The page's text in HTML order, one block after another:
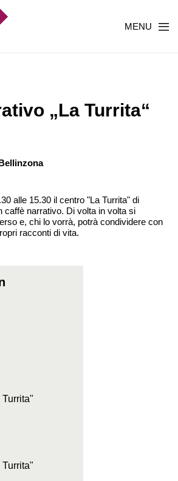
MENU
„La Turrita“
alle 15.30 il centro "La Turrita" di
caffè narrativo. Di volta in volta si
e, chi lo vorrà, potrà condividere con
racconti di vita.